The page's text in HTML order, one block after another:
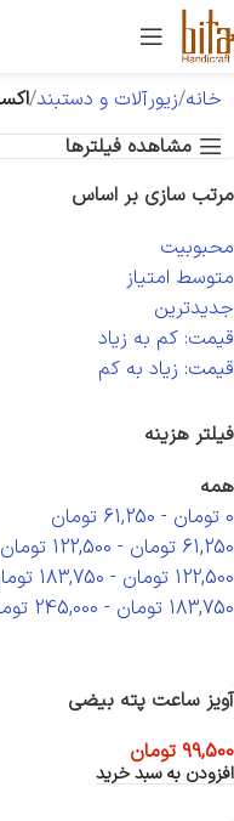
خانه زیورآلات و دستبند
مشاهده فیلترها
مرتب سازی بر اساس
محبوبیت
متوسط امتیاز
جدیدترین
قیمت: کم به زیاد
قیمت: زیاد به کم
فیلتر هزینه
همه
0 تومان -
61,250 تومان
61,250 تومان -
122,500 تومان
122,500 تومان -
183,750
183,750 تومان -
245,000
آویز ساعت پته بیضی
99,500 تومان
افزودن به سبد خرید